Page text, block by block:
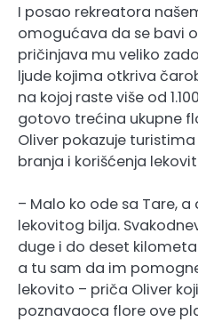
I posao rekreatora
omogućava da se bavi
pričinjava mu veliko
ljude kojima otkriva
na kojoj raste više od
gotovo trećina ukupne
Oliver pokazuje
branja i korišćenja
– Malo ko ode sa Tare,
lekovitog bilja.
duge i do deset
a tu sam da im
lekovito – priča Oliver
poznavaoca flore ove